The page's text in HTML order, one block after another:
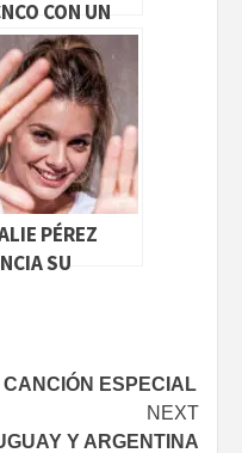
CON UN
SHOW
PÉREZ
SU
ESPECIAL
NEXT
Y ARGENTINA